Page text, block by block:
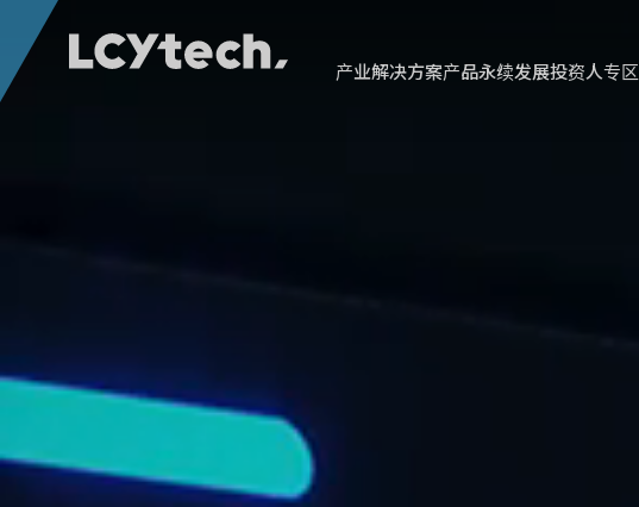
产业解决方案产品永续发展投资人专区